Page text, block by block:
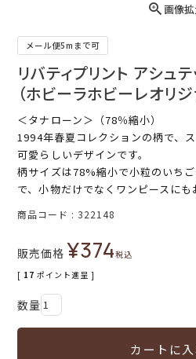
画像
メール便5mまで可
リバティプリント アシュ
（ホビーラホビーレオリ
＜タナローン＞（78％縮小）
1994年春夏コレクションの柄で、
可愛らしいデザインです。
柄サイズは78%縮小で小粒のいち
で、小物だけでなくワンピースにも
商品コード 322148
販売価格 ¥374税込
[ 17 ポイント進呈 ]
カートに入